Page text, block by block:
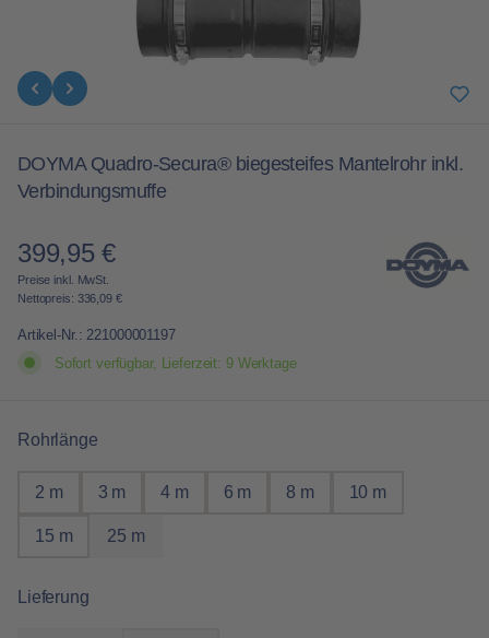
DOYMA Quadro-Secura® biegesteifes Mantelrohr inkl.
Verbindungsmuffe
Regulärer Preis:
399,95 €
Preise inkl. MwSt.
Nettopreis: 336,09 €
Artikel-Nr.:221000001197
Sofort verfügbar, Lieferzeit: 9 Werktage
Rohrlängeauswählen
2 m 3 m 4 m 6 m 8 m 10 m
15 m 25 m
Lieferungauswählen